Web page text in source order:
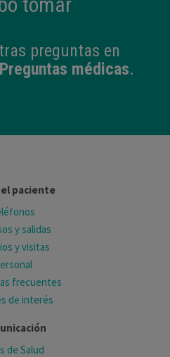
preguntas en
Preguntas médicas.
paciente
y salidas
y visitas
frecuentes
de interés
de Salud